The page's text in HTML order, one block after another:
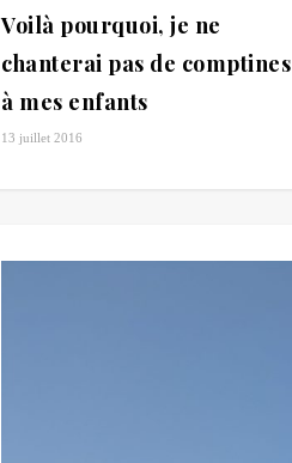
Voilà pourquoi, je ne
chanterai pas de comptines
à mes enfants
13 juillet 2016